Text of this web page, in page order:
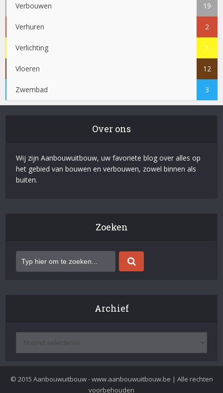
Verbouwen 19
Verhuren 2
Verlichting 1
Vloeren 12
Zwembad 3
Over ons
Wij zijn Aanbouwuitbouw, uw favoriete blog over alles op
het gebied van bouwen en verbouwen, zowel binnen als
buiten.
Zoeken
Archief
© 2015 Aanbouwuitbouw - www.aanbouwuitbouw.be | Alle rechten
voorbehouden